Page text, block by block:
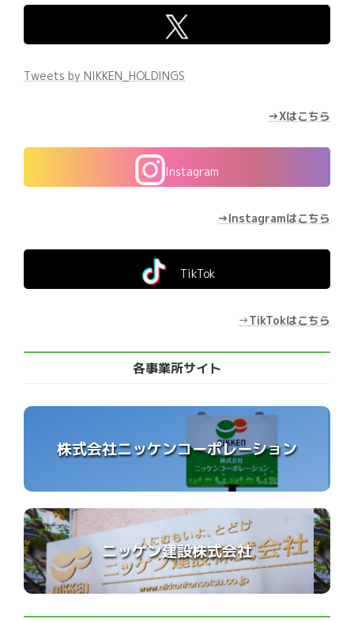
Tweets by NIKKEN_HOLDINGS
→Xはこちら
Instagram
→Instagramはこちら
TikTok
→TikTokはこちら
各事業所サイト
株式会社ニッケンコーポレーション
ニッケン建設株式会社